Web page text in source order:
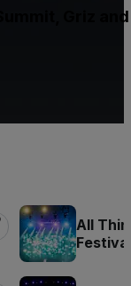
Griz
All
Festival